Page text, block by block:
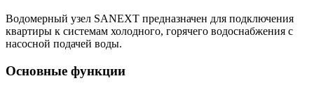
Водомерный узел SANEXT предназначен для подключения
квартиры к системам холодного, горячего водоснабжения с
насосной подачей воды.
Основные функции